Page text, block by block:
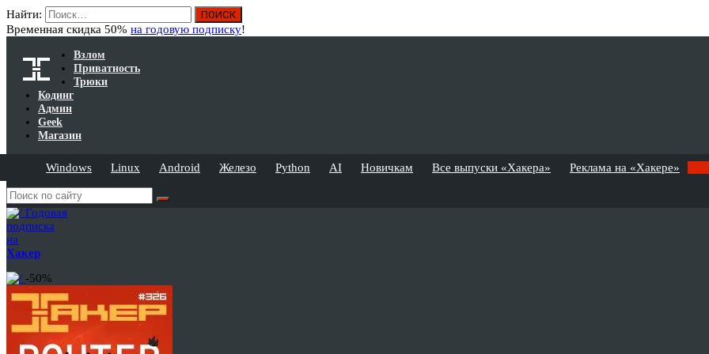
Найти:
Временная скидка 50% на годовую подписку!
Взлом
Приватность
Трюки
Кодинг
Админ
Geek
Магазин
Windows Linux Android Железо Python AI Новичкам Все выпуски «Хакера» Реклама на «Хакере»
Годовая
подписка
на
Хакер
-50%